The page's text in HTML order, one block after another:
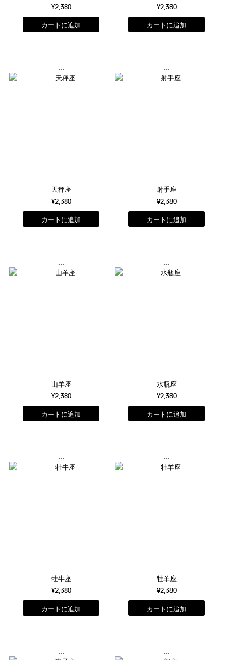
¥2,380
¥2,380
...
天秤座
¥2,380
...
射手座
¥2,380
...
山羊座
¥2,380
...
水瓶座
¥2,380
...
牡牛座
¥2,380
...
牡羊座
¥2,380
... ...